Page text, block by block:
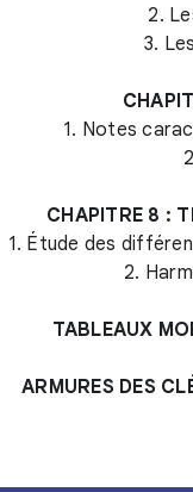
2.
3.
1. Notes
CHAPITRE 8 :
1. Étude des
2.
TABLEAUX
ARMURES DES